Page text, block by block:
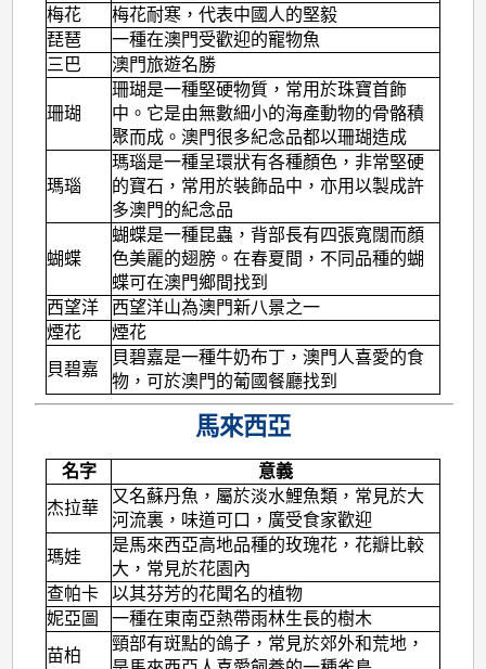
梅花
梅花耐寒，代表中國人的堅毅
琵琶
一種在澳門受歡迎的寵物魚
三巴
澳門旅遊名勝
珊瑚
珊瑚是一種堅硬物質，常用於珠寶首飾
中。它是由無數細小的海產動物的骨骼積
聚而成。澳門很多紀念品都以珊瑚造成
瑪瑙
瑪瑙是一種呈環狀有各種顏色，非常堅硬
的寶石，常用於裝飾品中，亦用以製成許
多澳門的紀念品
蝴蝶
蝴蝶是一種昆蟲，背部長有四張寬闊而顏
色美麗的翅膀。在春夏間，不同品種的蝴
蝶可在澳門鄉間找到
西望洋
西望洋山為澳門新八景之一
煙花
煙花
貝碧嘉
貝碧嘉是一種牛奶布丁，澳門人喜愛的食
物，可於澳門的葡國餐廳找到
馬來西亞
名字
意義
杰拉華
又名蘇丹魚，屬於淡水鯉魚類，常見於大
河流裏，味道可口，廣受食家歡迎
瑪娃
是馬來西亞高地品種的玫瑰花，花瓣比較
大，常見於花園內
查帕卡
以其芬芳的花聞名的植物
妮亞圖
一種在東南亞熱帶雨林生長的樹木
苗柏
頸部有斑點的鴿子，常見於郊外和荒地，